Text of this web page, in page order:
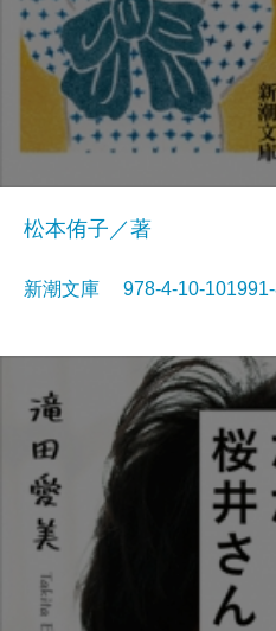
松本侑子／著
新潮文庫 978-4-10-